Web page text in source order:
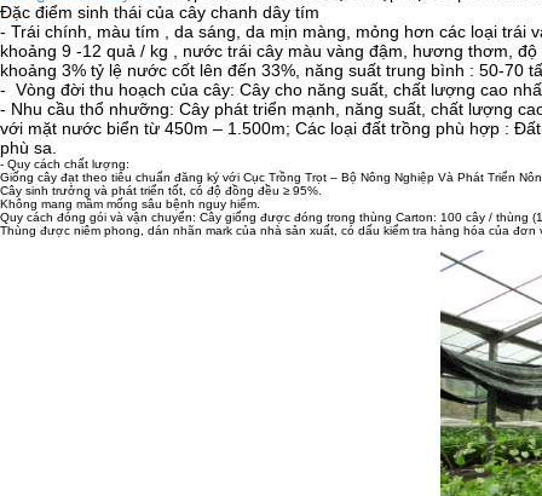
Đặc điểm sinh thái của cây chanh dây tím
- Trái chính, màu tím , da sáng, da mịn màng, mỏng hơn các loại trái
khoảng 9 -12 quả / kg , nước trái cây màu vàng đậm, hương thơm,
khoảng 3% tỷ lệ nước cốt lên đến 33%, năng suất trung bình : 50-70
- Vòng đời thu hoạch của cây: Cây cho năng suất, chất lượng cao
- Nhu cầu thổ nhưỡng: Cây phát triển mạnh, năng suất, chất lượng
với mặt nước biển từ 450m – 1.500m; Các loại đất trồng phù hợp :
phù sa.
- Quy cách chất lượng:
Giống cây đạt theo tiêu chuẩn đăng ký với Cục Trồng Trọt – Bộ Nông Nghiệp Và Phát Triển
Cây sinh trưởng và phát triển tốt, có độ đồng đều ≥ 95%.
Không mang mầm mống sâu bệnh nguy hiểm.
Quy cách đóng gói và vận chuyển: Cây giống được đóng trong thùng Carton: 100 cây / thùng
Thùng được niêm phong, dán nhãn mark của nhà sản xuất, có dấu kiểm tra hàng hóa của đơn